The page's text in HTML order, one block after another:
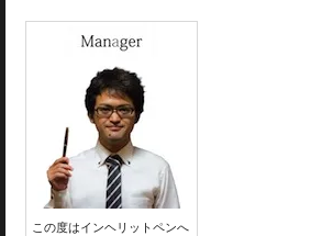
この度はインヘリットペンへ